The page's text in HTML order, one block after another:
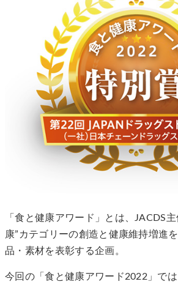
「食と健康アワード」とは、JACDS
康”カテゴリーの創造と健康維持増進
品・素材を表彰する企画。
今回の「食と健康アワード2022」で